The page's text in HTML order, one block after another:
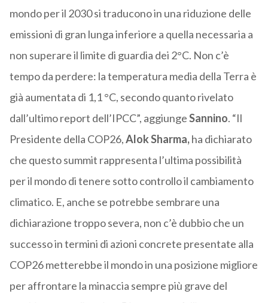
mondo per il 2030 si traducono in una riduzione delle
emissioni di gran lunga inferiore a quella necessaria a
non superare il limite di guardia dei 2°C. Non c’è
tempo da perdere: la temperatura media della Terra è
già aumentata di 1,1 °C, secondo quanto rivelato
dall’ultimo report dell’IPCC”, aggiungeSannino. “Il
Presidente della COP26,Alok Sharma,ha dichiarato
che questo summit rappresenta l’ultima possibilità
per il mondo di tenere sotto controllo il cambiamento
climatico. E, anche se potrebbe sembrare una
dichiarazione troppo severa, non c’è dubbio che un
successo in termini di azioni concrete presentate alla
COP26 metterebbe il mondo in una posizione migliore
per affrontare la minaccia sempre più grave del